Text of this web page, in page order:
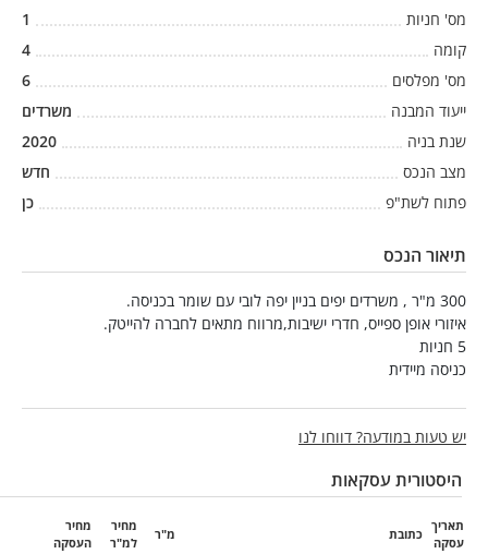
מס' חניות
1
קומה
4
מס' מפלסים
6
ייעוד המבנה
משרדים
שנת בניה
2020
מצב הנכס
חדש
פתוח לשת"פ
כן
תיאור הנכס
300 מ"ר , משרדים יפים בניין יפה לובי עם שומר בכניסה.
איזורי אופן ספייס, חדרי ישיבות,מרווח מתאים לחברה להייטק.
5 חניות
כניסה מיידית
יש טעות במודעה? דווחו לנו
היסטורית עסקאות
תאריך
עסקה
כתובת מ"ר
מחיר
למ"ר
מחיר
העסקה